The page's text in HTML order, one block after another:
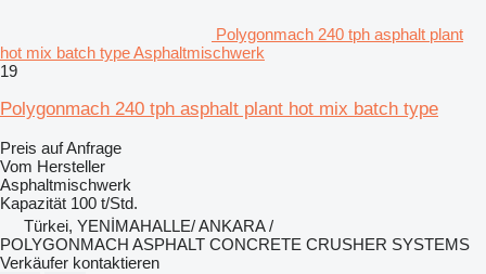
Polygonmach 240 tph asphalt plant
hot mix batch type Asphaltmischwerk
19
Polygonmach 240 tph asphalt plant hot mix batch type
Preis auf Anfrage
Vom Hersteller
Asphaltmischwerk
Kapazität 100 t/Std.
Türkei, YENİMAHALLE/ ANKARA /
POLYGONMACH ASPHALT CONCRETE CRUSHER SYSTEMS
Verkäufer kontaktieren